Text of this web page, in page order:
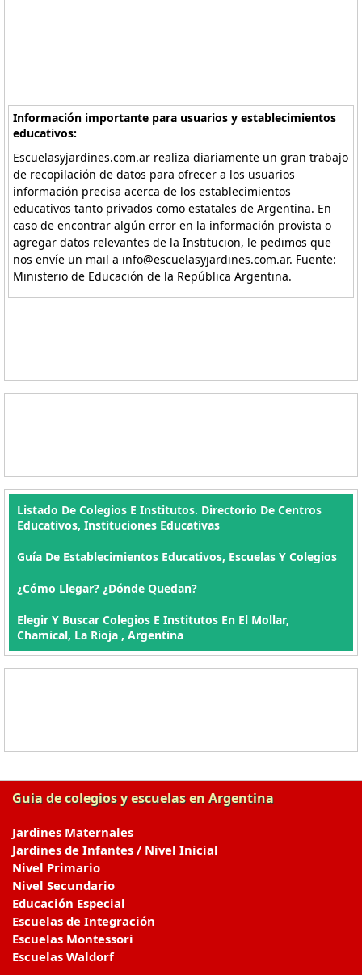
Información importante para usuarios y establecimientos
educativos:
Escuelasyjardines.com.ar realiza diariamente un gran trabajo
de recopilación de datos para ofrecer a los usuarios
información precisa acerca de los establecimientos
educativos tanto privados como estatales de Argentina. En
caso de encontrar algún error en la información provista o
agregar datos relevantes de la Institucion, le pedimos que
nos envíe un mail a info@escuelasyjardines.com.ar. Fuente:
Ministerio de Educación de la República Argentina.
Listado De Colegios E Institutos. Directorio De Centros
Educativos, Instituciones Educativas
Guía De Establecimientos Educativos, Escuelas Y Colegios
¿Cómo Llegar? ¿Dónde Quedan?
Elegir Y Buscar Colegios E Institutos En El Mollar,
Chamical, La Rioja , Argentina
Guia de colegios y escuelas en Argentina
Jardines Maternales
Jardines de Infantes / Nivel Inicial
Nivel Primario
Nivel Secundario
Educación Especial
Escuelas de Integración
Escuelas Montessori
Escuelas Waldorf